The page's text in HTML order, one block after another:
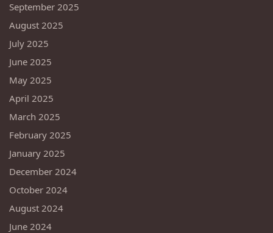
September 2025
August 2025
July 2025
June 2025
May 2025
April 2025
March 2025
February 2025
January 2025
December 2024
October 2024
August 2024
June 2024